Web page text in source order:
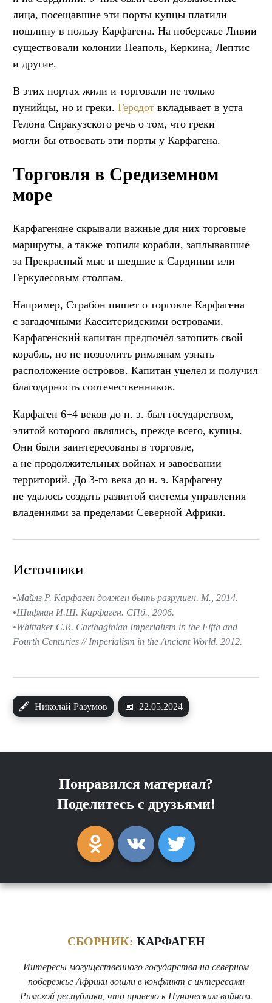
лица, посещавшие эти порты купцы платили
пошлину в пользу Карфагена. На побережье Ливии
существовали колонии Неаполь, Керкина, Лептис
и другие.
В этих портах жили и торговали не только
пунийцы, но и греки. Геродот вкладывает в уста
Гелона Сиракузского речь о том, что греки
могли бы отвоевать эти порты у Карфагена.
Торговля в Средиземном
море
Карфагеняне скрывали важные для них торговые
маршруты, а также топили корабли, заплывавшие
за Прекрасный мыс и шедшие к Сардинии или
Геркулесовым столпам.
Например, Страбон пишет о торговле Карфагена
с загадочными Касситеридскими островами.
Карфагенский капитан предпочёл затопить свой
корабль, но не позволить римлянам узнать
расположение островов. Капитан уцелел и получил
благодарность соотечественников.
Карфаген 6−4 веков до н. э. был государством,
элитой которого являлись, прежде всего, купцы.
Они были заинтересованы в торговле,
а не продолжительных войнах и завоевании
территорий. До 3-го века до н. э. Карфагену
не удалось создать развитой системы управления
владениями за пределами Северной Африки.
🖋 Николай Разумов 📅 22.05.2024
Источники
Майлз Р. Карфаген должен быть разрушен. М., 2014.
Шифман И.Ш. Карфаген. СПб., 2006.
Whittaker C.R. Carthaginian Imperialism in the Fifth and
Fourth Centuries // Imperialism in the Ancient World. 2012.
Понравился материал?
Поделитесь с друзьями!
СБОРНИК: КАРФАГЕН
Интересы могущественного государства на северном
побережье Африки вошли в конфликт с интересами
Римской республики, что привело к Пуническим войнам.